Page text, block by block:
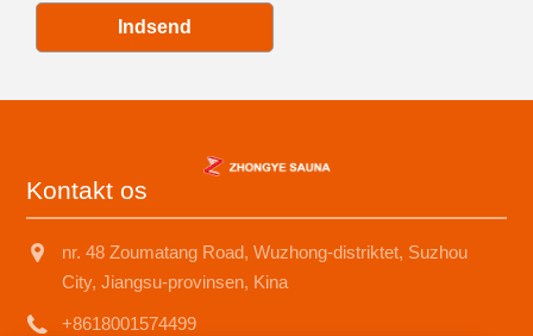
Indsend
Kontakt os
nr. 48 Zoumatang Road, Wuzhong-distriktet, Suzhou
City, Jiangsu-provinsen, Kina
+8618001574499